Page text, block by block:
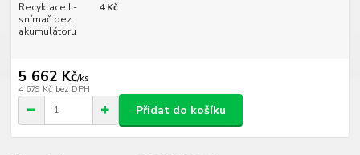
Recyklace I -
snímač bez
akumulátoru
4 Kč
5 662 Kč/ks
4 679 Kč bez DPH
Přidat do košíku